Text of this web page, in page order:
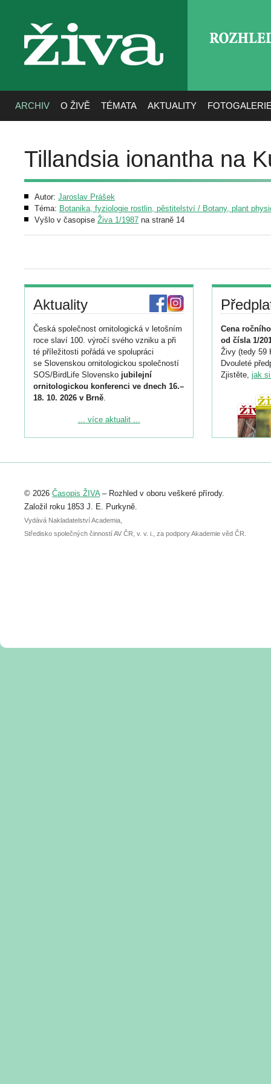
živa
ARCHIV O ŽIVĚ TÉMATA AKTUALITY
Tillandsia ionantha na
Autor: Jaroslav Prášek
Téma: Botanika, fyziologie rostlin, pěstitelství / Botany, plant
Vyšlo v časopise Živa 1/1987 na straně 14
Aktuality
Česká společnost ornitologická v letošním
roce slaví 100. výročí svého vzniku a při
té příležitosti pořádá ve spolupráci
se Slovenskou ornitologickou společností
SOS/BirdLife Slovensko jubilejní
ornitologickou konferenci ve dnech 16.–
18. 10. 2026 v Brně.
Podrobnější informace ke konferenci
Registrovat se můžete do 6. září.
abstraktu přihlášené přednášky nebo
posteru je už 30. června.
... více aktualit ...
Cena
od čísla 1/
Živy (tedy 59
Dvouleté
Zjistěte, jak
© 2026 Časopis ŽIVA– Rozhled v oboru veškeré přírody.
Založil roku 1853 J. E. Purkyně.
Vydává Nakladatelství Academia,
Středisko společných činností AV ČR, v. v. i., za podpory Akademie věd ČR.